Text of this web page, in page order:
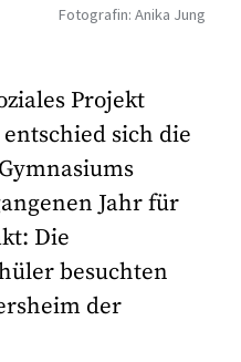
Fotografin: Anika Jung
Projekt
sich die
Jahr für
Die
besuchten
der